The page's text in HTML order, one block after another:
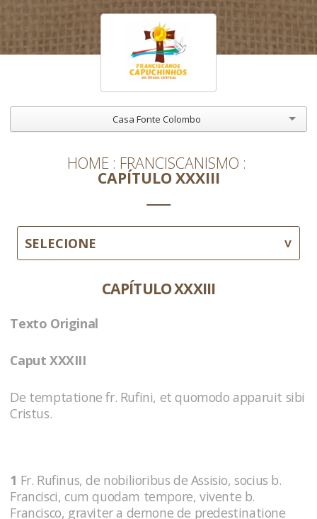
Casa Fonte Colombo
HOME FRANCISCANISMO
CAPÍTULO XXXIII
SELECIONE
CAPÍTULO XXXIII
Texto Original
Caput XXXIII
De temptatione fr. Rufini, et quomodo apparuit sibi
Cristus.
1 Fr. Rufinus, de nobilioribus de Assisio, socius b.
Francisci, cum quodam tempore, vivente b.
Francisco, graviter a demone de predestinatione